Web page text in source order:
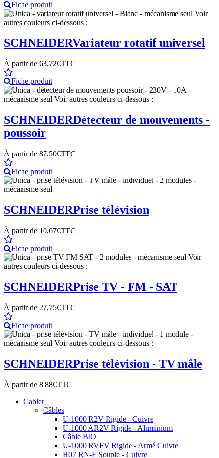
Fiche produit
SCHNEIDERVariateur rotatif universel
À partir de 63,72€TTC
Fiche produit
SCHNEIDERDétecteur de mouvements -
poussoir
À partir de 87,50€TTC
Fiche produit
SCHNEIDERPrise télévision
À partir de 10,67€TTC
Fiche produit
SCHNEIDERPrise TV - FM - SAT
À partir de 27,75€TTC
Fiche produit
SCHNEIDERPrise télévision - TV mâle
À partir de 8,88€TTC
Cabler
Câbles
U-1000 R2V Rigide - Cuivre
U-1000 AR2V Rigide - Aluminium
Câble BIO
U-1000 RVFV Rigide - Armé Cuivre
H07 RN-F Souple - Cuivre